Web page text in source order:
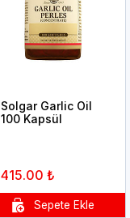
Solgar Garlic Oil
100 Kapsül
415.00 ₺